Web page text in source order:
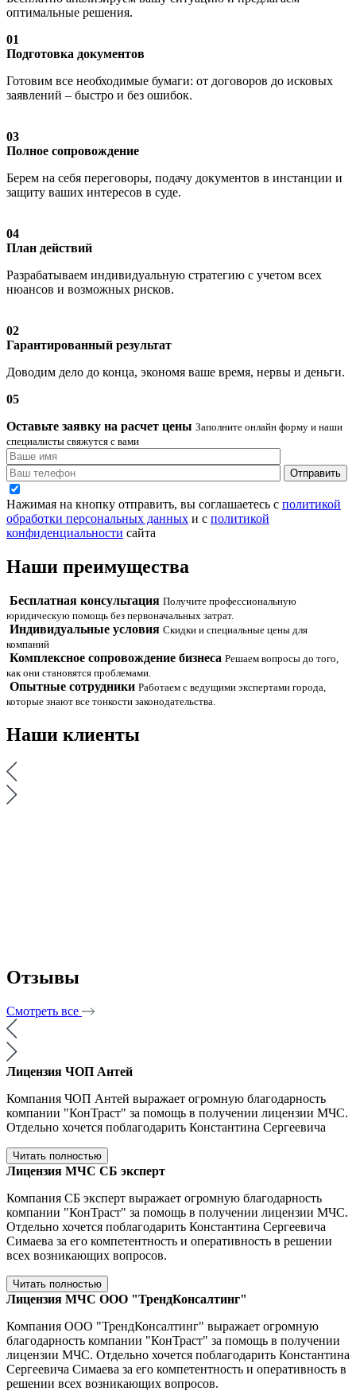
оптимальные решения.
01
Подготовка документов
Готовим все необходимые бумаги: от договоров до исковых
заявлений – быстро и без ошибок.
03
Полное сопровождение
Берем на себя переговоры, подачу документов в инстанции и
защиту ваших интересов в суде.
04
План действий
Разрабатываем индивидуальную стратегию с учетом всех
нюансов и возможных рисков.
02
Гарантированный результат
Доводим дело до конца, экономя ваше время, нервы и деньги.
05
Оставьте заявку на расчет цены Заполните онлайн форму и наши
специалисты свяжутся с вами
Отправить
Нажимая на кнопку отправить, вы соглашаетесь с политикой
обработки персональных данных и с политикой
конфиденциальности сайта
Наши преимущества
Бесплатная консультация Получите профессиональную
юридическую помощь без первоначальных затрат.
Индивидуальные условия Скидки и специальные цены для
компаний
Комплексное сопровождение бизнеса Решаем вопросы до того,
как они становятся проблемами.
Опытные сотрудники Работаем с ведущими экспертами города,
которые знают все тонкости законодательства.
Наши клиенты
Отзывы
Смотреть все
Лицензия ЧОП Антей
Компания ЧОП Антей выражает огромную благодарность
компании "КонТраст" за помощь в получении лицензии МЧС.
Отдельно хочется поблагодарить Константина Сергеевича
Читать полностью
Лицензия МЧС СБ эксперт
Компания СБ эксперт выражает огромную благодарность
компании "КонТраст" за помощь в получении лицензии МЧС.
Отдельно хочется поблагодарить Константина Сергеевича
Симаева за его компетентность и оперативность в решении
всех возникающих вопросов.
Читать полностью
Лицензия МЧС ООО "ТрендКонсалтинг"
Компания ООО "ТрендКонсалтинг" выражает огромную
благодарность компании "КонТраст" за помощь в получении
лицензии МЧС. Отдельно хочется поблагодарить Константина
Сергеевича Симаева за его компетентность и оперативность в
решении всех возникающих вопросов.